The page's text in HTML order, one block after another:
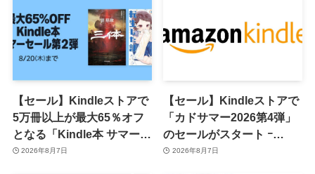
【セール】Kindleストアで
5万冊以上が最大65％オフ
となる「Kindle本 サマーセ
ール第2弾」がスタート
2026年8月7日
【セール】Kindleストアで
「カドサマー2026第4弾」
のセールがスタート ｰ
KADOKAWAのKindle本
2026年8月7日